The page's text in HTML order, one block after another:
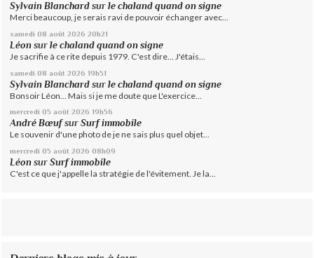
Sylvain Blanchard surle chaland quand on signe
Merci beaucoup, je serais ravi de pouvoir échanger avec...
samedi 08 août 2026 20h21
Léon surle chaland quand on signe
Je sacrifie à ce rite depuis 1979. C'est dire... J'étais...
samedi 08 août 2026 19h51
Sylvain Blanchard surle chaland quand on signe
Bonsoir Léon... Mais si je me doute que L'exercice...
mercredi 05 août 2026 19h56
André BœufsurSurf immobile
Le souvenir d'une photo de je ne sais plus quel objet...
mercredi 05 août 2026 08h09
Léon surSurf immobile
C'est ce que j'appelle la stratégie de l'évitement. Je la...